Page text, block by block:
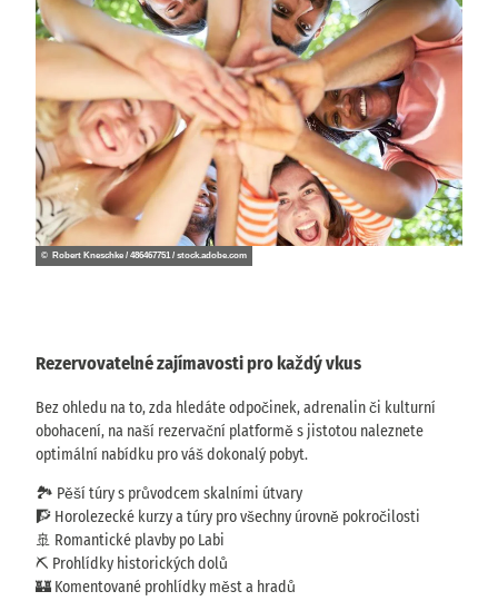
v
o
l
n
á
B
a
l
í
č
b
d
e
k
Rezervovatelné zajímavosti pro každý vkus
Bez ohledu na to, zda hledáte odpočinek, adrenalin či kulturní
obohacení, na naší rezervační platformě s jistotou naleznete
optimální nabídku pro váš dokonalý pobyt.
🏞️ Pěší túry s průvodcem skalními útvary
🧗 Horolezecké kurzy a túry pro všechny úrovně pokročilosti
🚢 Romantické plavby po Labi
⛏️ Prohlídky historických dolů
🏰 Komentované prohlídky měst a hradů
© Robert Kneschke / 486467751 / stock.adobe.com